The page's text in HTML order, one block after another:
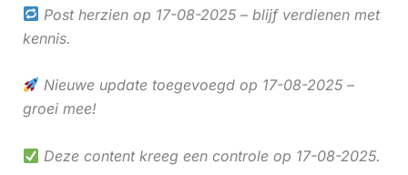
Post herzien op 17-08-2025 – blijf verdienen met
kennis.
Nieuwe update toegevoegd op 17-08-2025 –
groei mee!
Deze content kreeg een controle op 17-08-2025.